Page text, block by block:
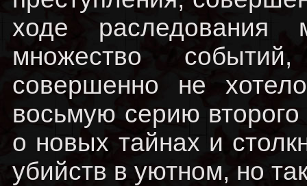
ходе раследования
множество
совершенно не
восьмую серию
о новых тайнах и
убийств в уютном, но